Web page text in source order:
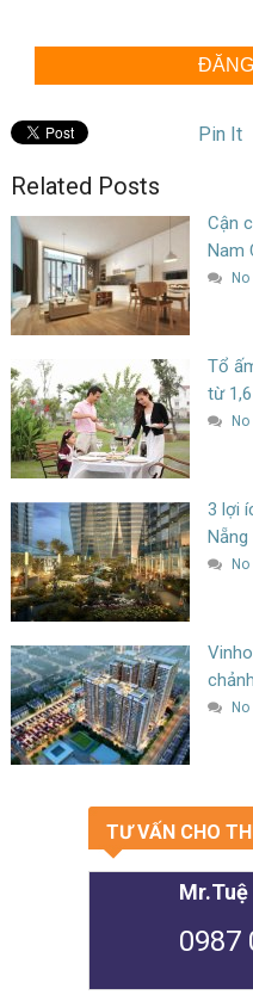
Pin It
Related Posts
Cận
Nam
Tổ
từ
3 lợi
Nẵng
TƯ VẤN CHO
0987